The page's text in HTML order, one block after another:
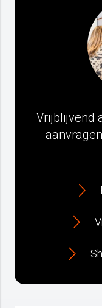
Vrijblijvend